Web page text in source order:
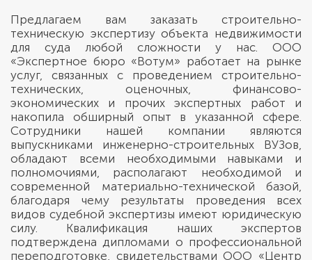
Предлагаем вам заказать строительно-
техническую экспертизу объекта недвижимости
для суда любой сложности у нас. ООО
«Экспертное бюро «Вотум» работает на рынке
услуг, связанных с проведением строительно-
технических, оценочных, финансово-
экономических и прочих экспертных работ и
накопила обширный опыт в указанной сфере.
Сотрудники нашей компании являются
выпускниками инженерно-строительных ВУЗов,
обладают всеми необходимыми навыками и
полномочиями, располагают необходимой и
современной материально-технической базой,
благодаря чему результаты проведения всех
видов судебной экспертизы имеют юридическую
силу. Квалификация наших экспертов
подтверждена дипломами о профессиональной
переподготовке, свидетельствами ООО «Центр